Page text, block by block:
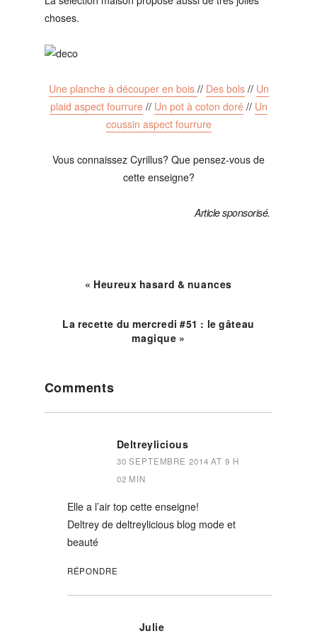
choses.
Une planche à découper en bois // Des bols// Un
plaid aspect fourrure// Un pot à coton doré// Un
coussin aspect fourrure
Vous connaissez Cyrillus? Que pensez-vous de
cette enseigne?
Article sponsorisé.
« Heureux hasard & nuances
La recette du mercredi #51 : le gâteau
magique »
Interactions
Comments
Deltreylicious
30 SEPTEMBRE 2014 AT 9 H
02 MIN
Elle a l’air top cette enseigne!
Deltrey de deltreylicious blog mode et
beauté
RÉPONDRE
Julie